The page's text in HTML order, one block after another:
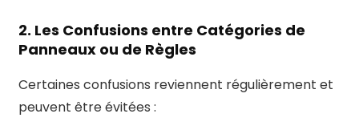
2. Les Confusions entre Catégories de
Panneaux ou de Règles
Certaines confusions reviennent régulièrement et
peuvent être évitées :